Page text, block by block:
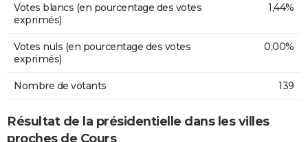
Votes blancs (en pourcentage des votes
exprimés)
1,44%
Votes nuls (en pourcentage des votes
exprimés)
0,00%
Nombre de votants 139
Résultat de la présidentielle dans les villes
proches de Cours